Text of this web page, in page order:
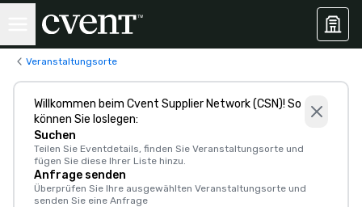
Veranstaltungsorte
Willkommen beim Cvent Supplier Network (CSN)! So
können Sie loslegen:
Suchen
Teilen Sie Eventdetails, finden Sie Veranstaltungsorte und
fügen Sie diese Ihrer Liste hinzu.
Anfrage senden
Überprüfen Sie Ihre ausgewählten Veranstaltungsorte und
senden Sie eine Anfrage